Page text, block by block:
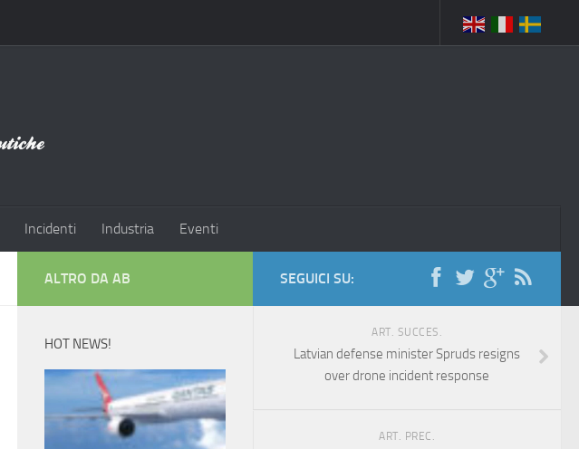
Incidenti Industria Eventi
SEGUICI SU:
ART. SUCCES.
Latvian defense minister Spruds resigns
over drone incident response
ART. PREC.
ALTRO DA AB
HOT NEWS!